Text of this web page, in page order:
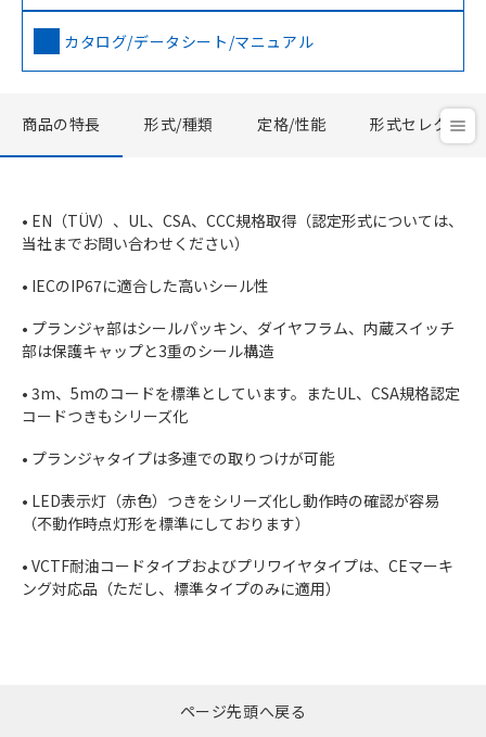
カタログ/データシート/マニュアル
商品の特長 形式/種類 定格/性能 形式セレクタ
• EN（TÜV）、UL、CSA、CCC規格取得（認定形式については、
当社までお問い合わせください）
• IECのIP67に適合した高いシール性
• プランジャ部はシールパッキン、ダイヤフラム、内蔵スイッチ
部は保護キャップと3重のシール構造
• 3m、5mのコードを標準としています。またUL、CSA規格認定
コードつきもシリーズ化
• プランジャタイプは多連での取りつけが可能
• LED表示灯（赤色）つきをシリーズ化し動作時の確認が容易
（不動作時点灯形を標準にしております）
• VCTF耐油コードタイプおよびプリワイヤタイプは、CEマーキ
ング対応品（ただし、標準タイプのみに適用）
ページ先頭へ戻る